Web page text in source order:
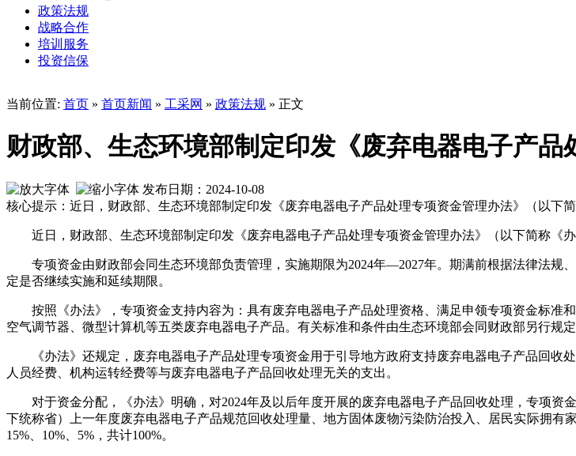
政策法规
战略合作
培训服务
投资信保
当前位置: 首页 » 首页新闻 » 工采网 » 政策法规 » 正文
财政部、生态环境部制定印发《废弃电器电子产品
发布日期：2024-10-08
核心提示：近日，财政部、生态环境部制定印发《废弃电器电子产品处理专项资金管理办法》（以下
近日，财政部、生态环境部制定印发《废弃电器电子产品处理专项资金管理办法》（以下简称《
专项资金由财政部会同生态环境部负责管理，实施期限为2024年—2027年。期满前根据法律法
定是否继续实施和延续期限。
按照《办法》，专项资金支持内容为：具有废弃电器电子产品处理资格、满足申领专项资金标准
空气调节器、微型计算机等五类废弃电器电子产品。有关标准和条件由生态环境部会同财政部另行规定
《办法》还规定，废弃电器电子产品处理专项资金用于引导地方政府支持废弃电器电子产品回
人员经费、机构运转经费等与废弃电器电子产品回收处理无关的支出。
对于资金分配，《办法》明确，对2024年及以后年度开展的废弃电器电子产品回收处理，专项
下统称省）上一年度废弃电器电子产品规范回收处理量、地方固体废物污染防治投入、居民实际拥有
15%、10%、5%，共计100%。